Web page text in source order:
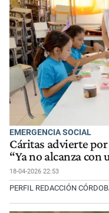
EMERGENCIA SOCIAL
Cáritas advierte
“Ya no alcanza
18-04-2026 22:53
PERFIL REDACCIÓN